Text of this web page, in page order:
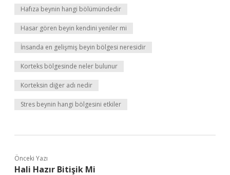
Hafıza beynin hangi bölümündedir
Hasar gören beyin kendini yeniler mi
İnsanda en gelişmiş beyin bölgesi neresidir
Korteks bölgesinde neler bulunur
Korteksin diğer adı nedir
Stres beynin hangi bölgesini etkiler
Önceki Yazı
Hali Hazır Bitişik Mi